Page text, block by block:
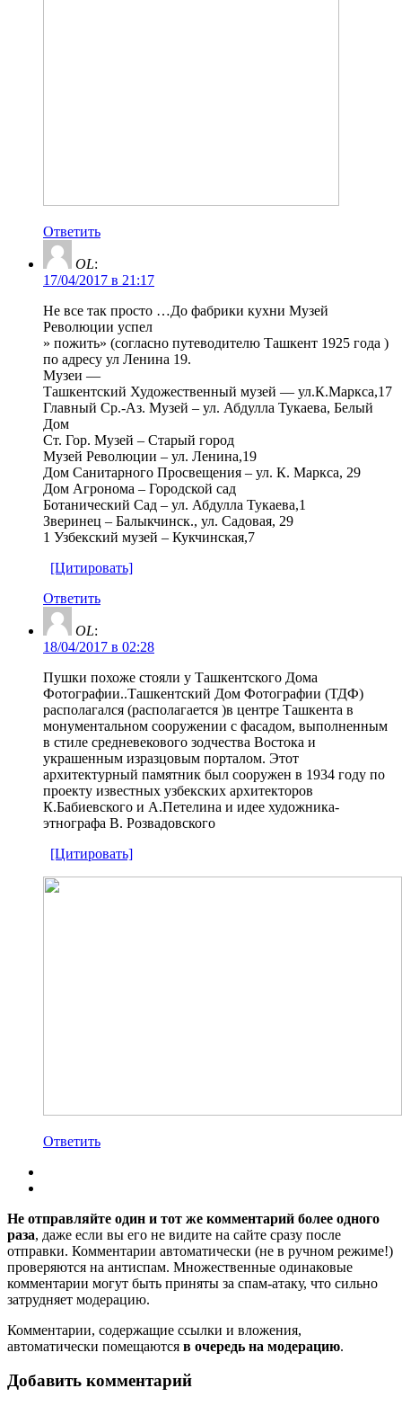
Ответить
OL:
17/04/2017 в 21:17
Не все так просто …До фабрики кухни Музей
Революции успел
» пожить» (согласно путеводителю Ташкент 1925 года )
по адресу ул Ленина 19.
Музеи —
Ташкентский Художественный музей — ул.К.Маркса,17
Главный Ср.-Аз. Музей – ул. Абдулла Тукаева, Белый
Дом
Ст. Гор. Музей – Старый город
Музей Революции – ул. Ленина,19
Дом Санитарного Просвещения – ул. К. Маркса, 29
Дом Агронома – Городской сад
Ботанический Сад – ул. Абдулла Тукаева,1
Зверинец – Балыкчинск., ул. Садовая, 29
1 Узбекский музей – Кукчинская,7
[Цитировать]
Ответить
OL:
18/04/2017 в 02:28
Пушки похоже стояли у Ташкентского Дома
Фотографии..Ташкентский Дом Фотографии (ТДФ)
располагался (располагается )в центре Ташкента в
монументальном сооружении с фасадом, выполненным
в стиле средневекового зодчества Востока и
украшенным изразцовым порталом. Этот
архитектурный памятник был сооружен в 1934 году по
проекту известных узбекских архитекторов
К.Бабиевского и А.Петелина и идее художника-
этнографа В. Розвадовского
[Цитировать]
Ответить
Не отправляйте один и тот же комментарий более одного
раза, даже если вы его не видите на сайте сразу после
отправки. Комментарии автоматически (не в ручном режиме!)
проверяются на антиспам. Множественные одинаковые
комментарии могут быть приняты за спам-атаку, что сильно
затрудняет модерацию.
Комментарии, содержащие ссылки и вложения,
автоматически помещаются в очередь на модерацию.
Добавить комментарий